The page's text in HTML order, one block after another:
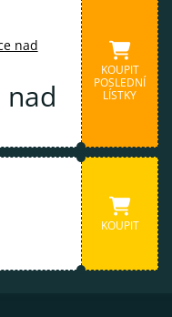
nad
nad
KOUPIT
POSLEDNÍ
LÍSTKY
KOUPIT